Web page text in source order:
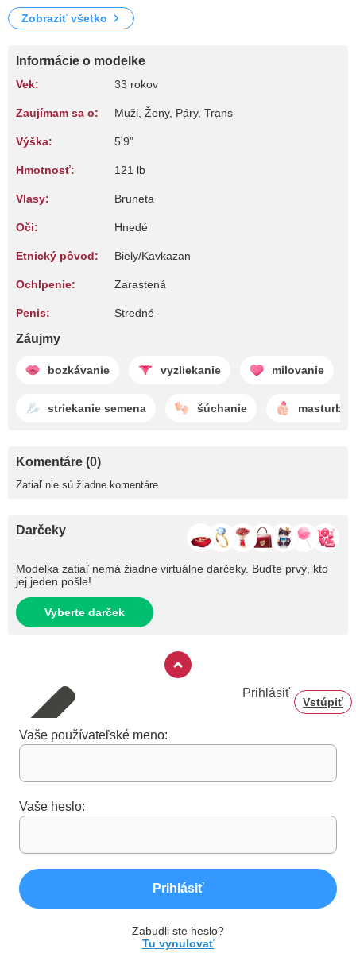
Zobraziť všetko
Informácie o modelke
Vek: 33 rokov
Zaujímam sa o: Muži, Ženy, Páry, Trans
Výška: 5'9"
Hmotnosť: 121 lb
Vlasy: Bruneta
Oči: Hnedé
Etnický pôvod: Biely/Kavkazan
Ochlpenie: Zarastená
Penis: Stredné
Záujmy
bozkávanie vyzliekanie milovanie
striekanie semena šúchanie
Komentáre (0)
Zatiaľ nie sú žiadne komentáre
Darčeky
Modelka zatiaľ nemá žiadne virtuálne darčeky. Buďte prvý, kto
jej jeden pošle!
Vyberte darček
Prihlásiť
Vstúpiť
Vaše používateľské meno:
Vaše heslo:
Prihlásiť
Zabudli ste heslo?
Tu vynulovať